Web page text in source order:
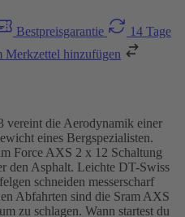
Bestpreisgarantie
14 Tage
Merkzettel hinzufügen
vereint die Aerodynamik einer
eines Bergspezialisten.
Force AXS 2 x 12 Schaltung
den Asphalt. Leichte DT-Swiss
schneiden messerscharf
Abfahrten sind die Sram AXS
zu schlagen. Wann startest du